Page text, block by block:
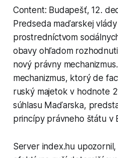
Content: Budapešť, 12.
Predseda maďarskej
prostredníctvom
obavy ohľadom
nový právny
mechanizmus, ktorý de
ruský majetok v hodnote
súhlasu Maďarska,
princípy právneho štátu v
Server index.hu